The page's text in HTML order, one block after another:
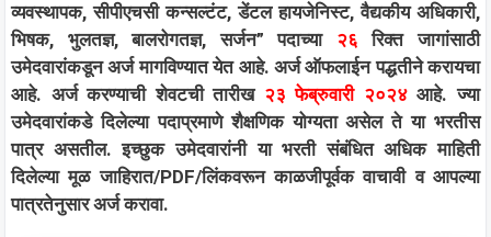
व्यवस्थापक, सीपीएचसी कन्सल्टंट, डेंटल हायजेनिस्ट, वैद्यकीय अधिकारी,
भिषक, भुलतज्ञ, बालरोगतज्ञ, सर्जन” पदाच्या २६रिक्त जागांसाठी
उमेदवारांकडून अर्ज मागविण्यात येत आहे. अर्ज ऑफलाईन पद्धतीने करायचा
आहे. अर्ज करण्याची शेवटची तारीख२३ फेब्रुवारी २०२४आहे. ज्या
उमेदवारांकडे दिलेल्या पदाप्रमाणे शैक्षणिक योग्यता असेल ते या भरतीस
पात्र असतील. इच्छुक उमेदवारांनी या भरती संबंधित अधिक माहिती
दिलेल्या मूळ जाहिरात/PDF/लिंकवरून काळजीपूर्वक वाचावी व आपल्या
पात्रतेनुसार अर्ज करावा.